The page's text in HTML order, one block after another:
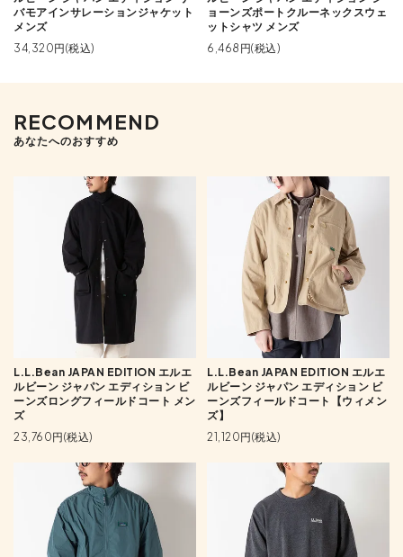
バモアインサレーションジャケット
メンズ
34,320円(税込)
ョーンズポートクルーネックスウェ
ットシャツ メンズ
6,468円(税込)
RECOMMEND
あなたへのおすすめ
L.L.Bean JAPAN EDITION エルエ
ルビーン ジャパン エディション ビ
ーンズロングフィールドコート メン
ズ
23,760円(税込)
L.L.Bean JAPAN EDITION エルエ
ルビーン ジャパン エディション ビ
ーンズフィールドコート【ウィメン
ズ】
21,120円(税込)